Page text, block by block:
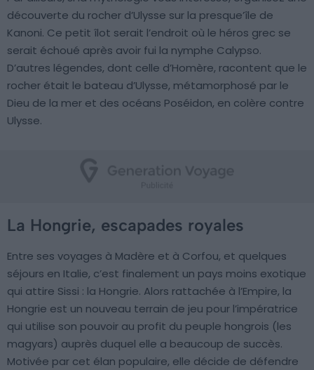
découverte du rocher d’Ulysse sur la presque’île de
Kanoni. Ce petit îlot serait l’endroit où le héros grec se
serait échoué après avoir fui la nymphe Calypso.
D’autres légendes, dont celle d’Homère, racontent que le
rocher était le bateau d’Ulysse, métamorphosé par le
Dieu de la mer et des océans Poséidon, en colère contre
Ulysse.
La Hongrie, escapades royales
Entre ses voyages à Madère et à Corfou, et quelques
séjours en Italie, c’est finalement un pays moins exotique
qui attire Sissi : la Hongrie. Alors rattachée à l’Empire, la
Hongrie est un nouveau terrain de jeu pour l’impératrice
qui utilise son pouvoir au profit du peuple hongrois (les
magyars) auprès duquel elle a beaucoup de succès.
Motivée par cet élan populaire, elle décide de défendre